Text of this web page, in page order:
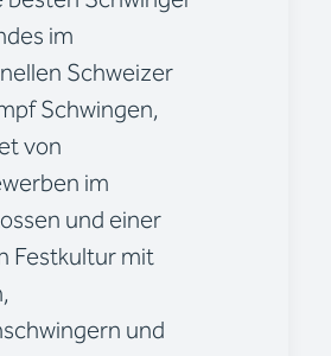
im
Schweizer
Schwingen,
von
im
und einer
Festkultur mit
und